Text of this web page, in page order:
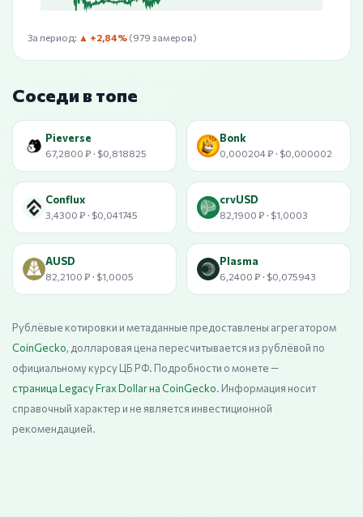
За период: ▲ +2,84% (979 замеров)
Соседи в топе
Pieverse
67,2800 ₽ · $0,818825
Bonk
0,000204 ₽ · $0,000002
Conflux
3,4300 ₽ · $0,041745
crvUSD
82,1900 ₽ · $1,0003
AUSD
82,2100 ₽ · $1,0005
Plasma
6,2400 ₽ · $0,075943
Рублёвые котировки и метаданные предоставлены агрегатором
CoinGecko, долларовая цена пересчитывается из рублёвой по
официальному курсу ЦБ РФ. Подробности о монете —
страница Legacy Frax Dollar на CoinGecko. Информация носит
справочный характер и не является инвестиционной
рекомендацией.